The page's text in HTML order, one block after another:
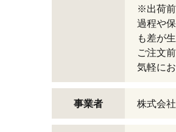
※出荷前
過程や
も差が
ご注文
気軽に
事業者 株式会